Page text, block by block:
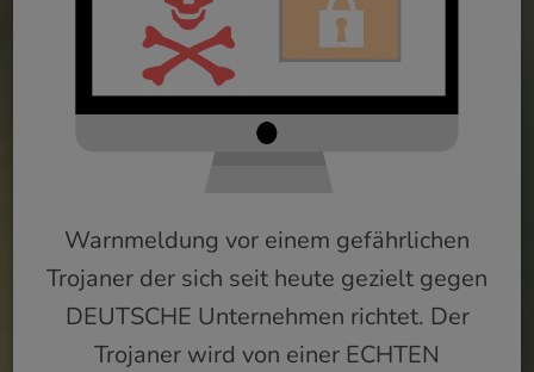
Warnmeldung vor einem gefährlichen
Trojaner der sich seit heute gezielt gegen
DEUTSCHE Unternehmen richtet. Der
Trojaner wird von einer ECHTEN